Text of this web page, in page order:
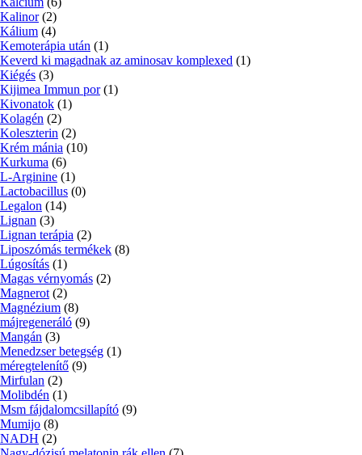
Kalinor (2)
Kálium (4)
Kemoterápia után (1)
Keverd ki magadnak az aminosav komplexed (1)
Kiégés (3)
Kijimea Immun por (1)
Kivonatok (1)
Kolagén (2)
Koleszterin (2)
Krém mánia (10)
Kurkuma (6)
L-Arginine (1)
Lactobacillus (0)
Legalon (14)
Lignan (3)
Lignan terápia (2)
Liposzómás termékek (8)
Lúgosítás (1)
Magas vérnyomás (2)
Magnerot (2)
Magnézium (8)
májregeneráló (9)
Mangán (3)
Menedzser betegség (1)
méregtelenítő (9)
Mirfulan (2)
Molibdén (1)
Msm fájdalomcsillapító (9)
Mumijo (8)
NADH (2)